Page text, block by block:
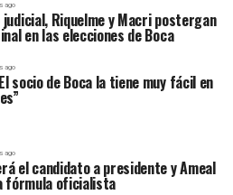
ago
judicial, Riquelme y Macri postergan
en las elecciones de Boca
ago
socio de Boca la tiene muy fácil en
ago
el candidato a presidente y Ameal
fórmula oficialista